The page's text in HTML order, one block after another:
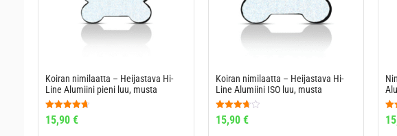
Koiran nimilaatta – Heijastava Hi-
Line Alumiini pieni luu, musta
Arvostelu
tuotteesta:
15,90 €
Koiran nimilaatta – Heijastava Hi-
Line Alumiini ISO luu, musta
Arvostelu
tuotteesta:
15,90 €